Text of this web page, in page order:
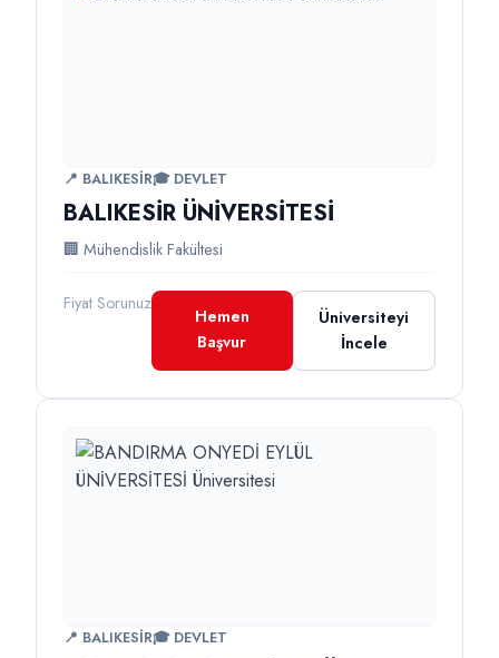
📍 BALIKESİR🎓 DEVLET
BALIKESİR ÜNİVERSİTESİ
🏢 Mühendislik Fakültesi
Fiyat Sorunuz
Hemen
Başvur
Üniversiteyi
İncele
📍 BALIKESİR🎓 DEVLET